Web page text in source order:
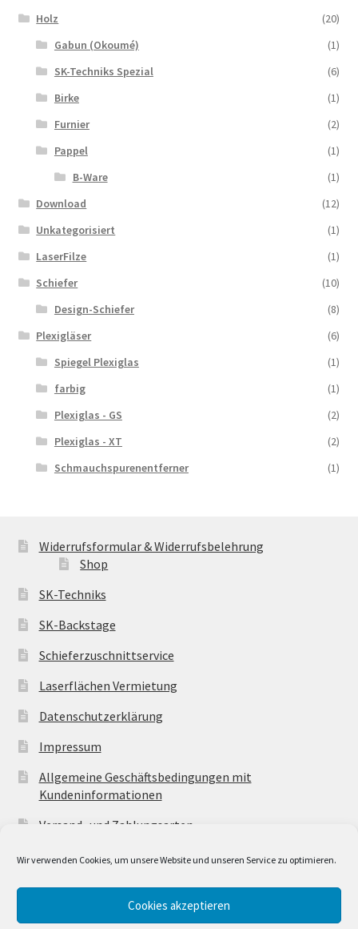
Wir verwenden Cookies, um unsere Website und unseren Service zu optimieren.
Cookies akzeptieren
Holz
(20)
Gabun (Okoumé)
(1)
SK-Techniks Spezial
(6)
Birke
(1)
Furnier
(2)
Pappel
(1)
B-Ware
(1)
Download
(12)
Unkategorisiert
(1)
LaserFilze
(1)
Schiefer
(10)
Design-Schiefer
(8)
Plexigläser
(6)
Spiegel Plexiglas
(1)
farbig
(1)
Plexiglas - GS
(2)
Plexiglas - XT
(2)
Schmauchspurenentferner
(1)
Widerrufsformular & Widerrufsbelehrung
Shop
SK-Techniks
SK-Backstage
Schieferzuschnittservice
Laserflächen Vermietung
Datenschutzerklärung
Impressum
Allgemeine Geschäftsbedingungen mit
Kundeninformationen
Versand- und Zahlungsarten
© SK-Techniks 2026